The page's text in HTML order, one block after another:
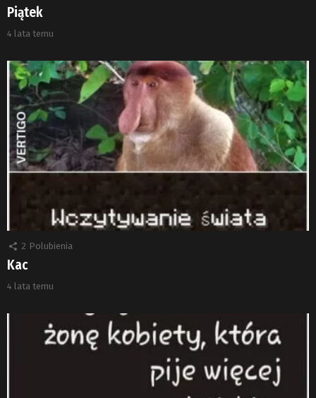
Piątek
4 lata temu
2 Polubienia
Kac
4 lata temu